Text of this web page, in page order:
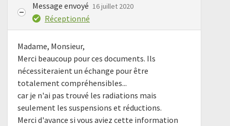
Message envoyé 16 juillet 2020
Réceptionné
Madame, Monsieur,
Merci beaucoup pour ces documents. Ils
nécessiteraient un échange pour être
totalement compréhensibles...
car je n'ai pas trouvé les radiations mais
seulement les suspensions et réductions.
Merci d'avance si vous aviez cette information